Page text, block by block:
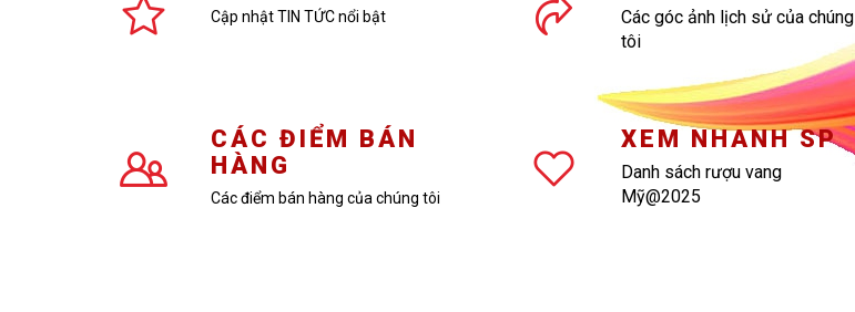
Cập nhật TIN TỨC nổi bật
Các góc ảnh lịch sử của chúng
tôi
CÁC ĐIỂM BÁN
HÀNG
Các điểm bán hàng của chúng tôi
XEM NHANH SP
Danh sách rượu vang
Mỹ@2025